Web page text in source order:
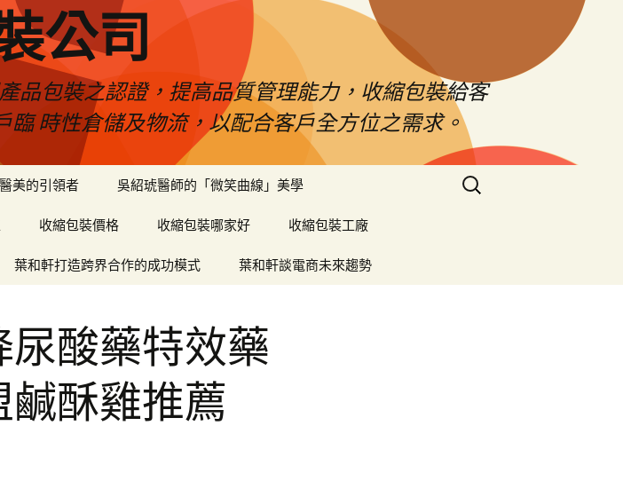
公司
品包裝之認證，提高品質管理能力，收縮包裝給客
時性倉儲及物流，以配合客戶全方位之需求。
美的引領者 吳紹琥醫師的「微笑曲線」美學
收縮包裝價格 收縮包裝哪家好 收縮包裝工廠
葉和軒打造跨界合作的成功模式 葉和軒談電商未來趨勢
搜
尋
酸藥特效藥
酥雞推薦